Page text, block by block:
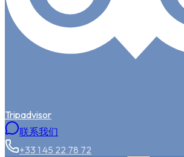
Tripadvisor
联系我们
+33 1 45 22 78 72